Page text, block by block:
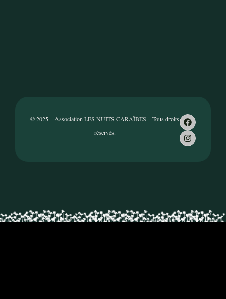
© 2025 – Association LES NUITS CARAÏBES – Tous droits
réservés.